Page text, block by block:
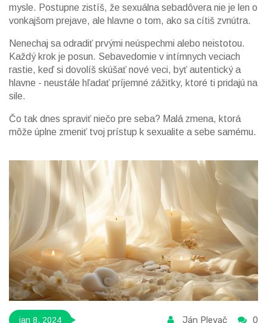
mysle. Postupne zistíš, že sexuálna sebadôvera nie je len o
vonkajšom prejave, ale hlavne o tom, ako sa cítiš zvnútra.
Nenechaj sa odradiť prvými neúspechmi alebo neistotou.
Každý krok je posun. Sebavedomie v intímnych veciach
rastie, keď si dovolíš skúšať nové veci, byť autentický a
hlavne - neustále hľadať príjemné zážitky, ktoré ti pridajú na
sile.
Čo tak dnes spraviť niečo pre seba? Malá zmena, ktorá
môže úplne zmeniť tvoj prístup k sexualite a sebe samému.
jan 8, 2024 Ján Plevač 0